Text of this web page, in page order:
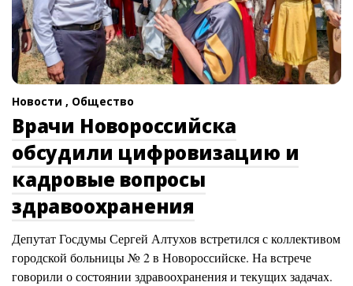
Новости , Общество
Врачи Новороссийска
обсудили цифровизацию и
кадровые вопросы
здравоохранения
Депутат Госдумы Сергей Алтухов встретился с коллективом
городской больницы № 2 в Новороссийске. На встрече
говорили о состоянии здравоохранения и текущих задачах.